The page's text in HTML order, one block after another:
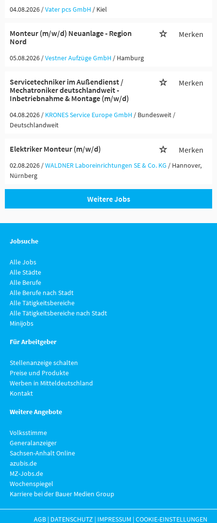
04.08.2026 /Vater pcs GmbH / Kiel
Monteur (m/w/d) Neuanlage - Region
Nord
Merken
05.08.2026 /Vestner Aufzüge GmbH / Hamburg
Servicetechniker im Außendienst /
Mechatroniker deutschlandweit -
Inbetriebnahme & Montage (m/w/d)
Merken
04.08.2026 / KRONES Service Europe GmbH / Bundesweit /
Deutschlandweit
Elektriker Monteur (m/w/d) Merken
02.08.2026 /WALDNER Laboreinrichtungen SE & Co. KG / Hannover,
Nürnberg
Weitere Jobs
Jobsuche
Alle Jobs
Alle Städte
Alle Berufe
Alle Berufe nach Stadt
Alle Tätigkeitsbereiche
Alle Tätigkeitsbereiche nach Stadt
Minijobs
Für Arbeitgeber
Stellenanzeige schalten
Preise und Produkte
Werben in Mitteldeutschland
Kontakt
Weitere Angebote
Volksstimme
Generalanzeiger
Sachsen-Anhalt Online
azubis.de
MZ-Jobs.de
Wochenspiegel
Karriere bei der Bauer Medien Group
AGB | DATENSCHUTZ | IMPRESSUM |COOKIE-EINSTELLUNGEN